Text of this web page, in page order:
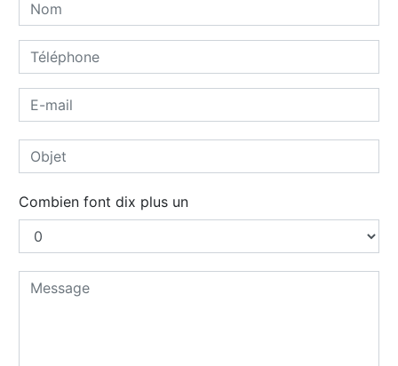
Combien font dix plus un